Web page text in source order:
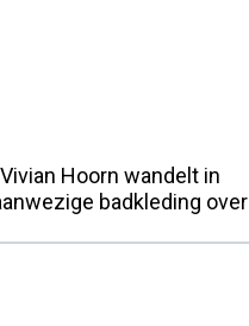
Hoorn wandelt in
badkleding over